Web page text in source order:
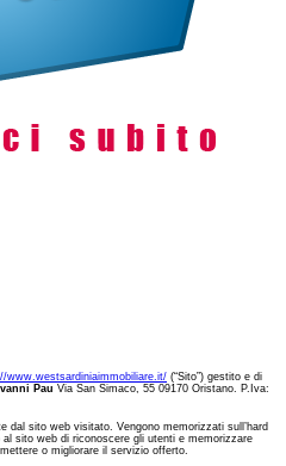
www.westsardiniaimmobiliare.it/ (“Sito”) gestito e di
Pau Via San Simaco, 55 09170 Oristano. P.Iva:
dal sito web visitato. Vengono memorizzati sull’hard
sito web di riconoscere gli utenti e memorizzare
o migliorare il servizio offerto.